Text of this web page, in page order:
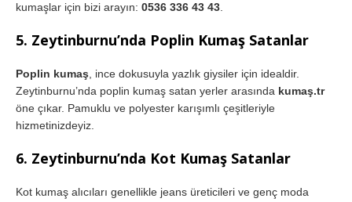
kumaşlar için bizi arayın: 0536 336 43 43.
5. Zeytinburnu’nda Poplin Kumaş Satanlar
Poplin kumaş, ince dokusuyla yazlık giysiler için idealdir.
Zeytinburnu’nda poplin kumaş satan yerler arasında kumaş.tr
öne çıkar. Pamuklu ve polyester karışımlı çeşitleriyle
hizmetinizdeyiz.
6. Zeytinburnu’nda Kot Kumaş Satanlar
Kot kumaş alıcıları genellikle jeans üreticileri ve genç moda